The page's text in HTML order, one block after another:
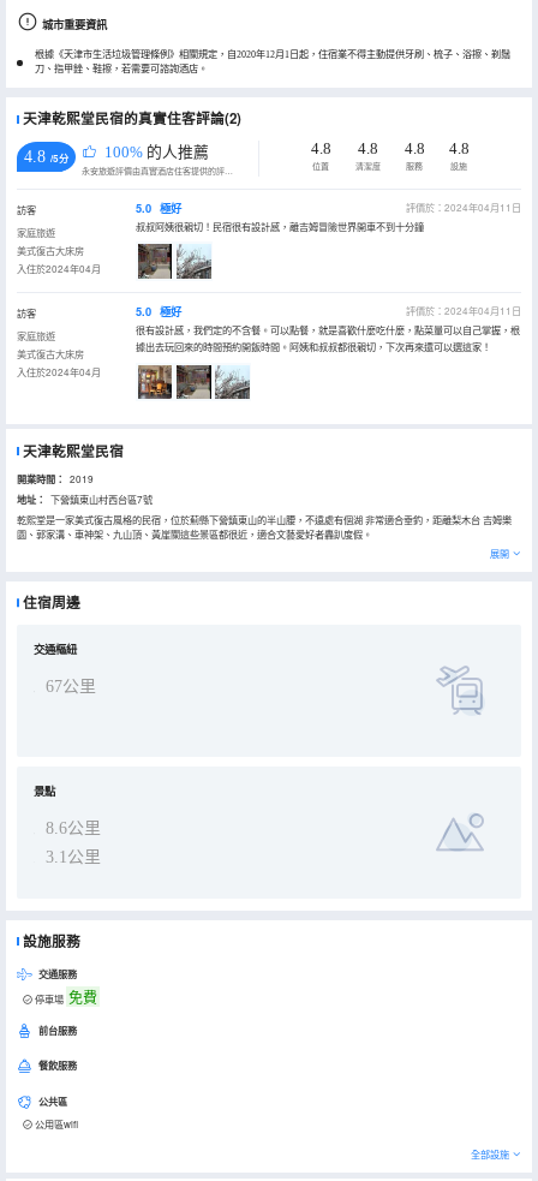
城市重要資訊
根據《天津市生活垃圾管理條例》相關規定，自2020年12月1日起，住宿業不得主動提供牙刷、梳子、浴擦、剃鬚
刀、指甲銼、鞋擦，若需要可諮詢酒店。
天津乾熙堂民宿的真實住客評論(2)
4.8 /5分 100% 的人推薦
永安旅遊評價由真實酒店住客提供的評價。
4.8
位置
4.8
清潔度
4.8
服務
4.8
設施
訪客
家庭旅遊
美式復古大床房
入住於2024年04月
5.0 極好
評價於：2024年04月11日
叔叔阿姨很親切！民宿很有設計感，離吉姆冒險世界開車不到十分鐘
訪客
家庭旅遊
美式復古大床房
入住於2024年04月
5.0 極好
評價於：2024年04月11日
很有設計感，我們定的不含餐。可以點餐，就是喜歡什麼吃什麼，點菜量可以自己掌握，根
據出去玩回來的時間預約開飯時間。阿姨和叔叔都很親切，下次再來還可以選這家！
天津乾熙堂民宿
開業時間： 2019
地址：
下營鎮東山村西台區7號
乾熙堂是一家美式復古風格的民宿，位於薊縣下營鎮東山的半山腰，不遠處有個湖 非常適合垂釣，距離梨木台 吉姆樂
園、郭家溝、車神架、九山頂、黃崖關這些景區都很近，適合文藝愛好者轟趴度假。
展開
住宿周邊
交通樞紐
67公里
景點
8.6公里
3.1公里
設施服務
交通服務
停車場 免費
前台服務
餐飲服務
公共區
公用區wifi
全部設施